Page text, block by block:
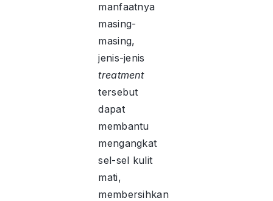
manfaatnya
masing-
masing,
jenis-jenis
treatment
tersebut
dapat
membantu
mengangkat
sel-sel kulit
mati,
membersihkan